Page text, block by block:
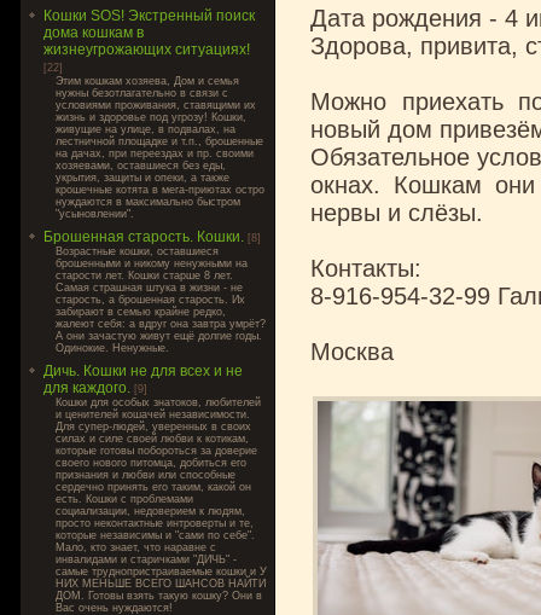
Кошки SOS! Экстренный поиск
дома кошкам в
жизнеугрожающих ситуациях!
[22]
Этим кошкам хозяева, Дом и семья
нужны безотлагательно в связи с
условиями проживания, ставящими их
жизнь и здоровье под угрозу! Кошки,
живущие на улице, в подвалах, на
лестничной площадке и т.п., брошенные
на дачах, при переездах и пр. своими
хозяевами, оставшиеся без еды,
укрытия, защиты и опеки, а также
крошечные котята в мега-приютах остро
нуждаются в максимально быстром
"усыновлении".
Брошенная старость. Кошки. [8]
Возрастные кошки, оставшиеся
брошенными и никому ненужными на
старости лет. Кошки старше 8 лет.
Самая страшная штука в жизни - не
старость, а брошенная старость. Их
забирают в семью крайне редко,
жалеют себя: а вдруг она завтра умрёт?
А они зачастую живут ещё долгие годы.
Одинокие. Ненужные.
Дичь. Кошки не для всех и не
для каждого. [9]
Кошки для особых знатоков, любителей
и ценителей кошачей независимости.
Для супер-людей, уверенных в своих
силах и силе своей любви к котикам,
которые готовы побороться за доверие
своего нового питомца, добиться его
признания и любви или способные
сердечно принять его таким, какой он
есть. Кошки с проблемами
социализации, недоверием к людям,
просто неконтактные интроверты и те,
которые независимы и "сами по себе".
Мало, кто знает, что наравне с
инвалидами и старичками "ДИЧЬ" -
самые труднопристраиваемые кошки и У
НИХ МЕНЬШЕ ВСЕГО ШАНСОВ НАЙТИ
ДОМ. Готовы взять такую кошку? Они в
Вас очень нуждаются!
Дата рождения - 4
Здорова, привита,
Можно приехать
новый дом
Обязательное
окнах. Кошкам
нервы и слёзы.
Контакты:
8-916-954-32-99
Москва